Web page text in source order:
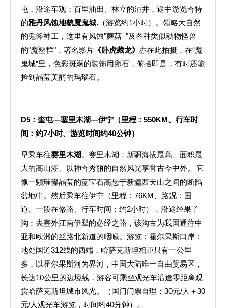
屯，沿途车观：百里油田、林立的油井，途中游览奇特
的雅丹风蚀地貌魔鬼城. （游览约1小时）。领略大自然
的鬼斧神工，这里有风蚀"蘑菇 "及各种类似动物怪兽
的"魔塑群"，著名影片 《卧虎藏龙》 亦在此拍摄，在“魔
鬼城”里，色彩斑斓的装饰用卵石，俯拾即是，有时还能
捡到晶莹美丽的玛瑙石。
D5 ：奎屯—塞里木湖—伊宁（里程： 550KM、行车时
间：约7小时、游览时间约40公钟）
早乘车往赛里木湖 。赛里木湖：新疆海拔最高、面积最
大的高山湖、以神奇秀丽的自然风光享誉古今中外。 它
像一颗璀璨晶莹的蓝宝石高悬于新疆西天山之间的断陷
盆地中。然后乘车往伊宁（里程：76KM、路况：国
道、一段在修路、行车时间：约2小时），沿途经果子
沟：去塞外江南伊犁的必经之路，该沟古为我国通往中
亚和欧洲的丝路北新道的咽喉。游览：霍尔果斯口岸：
地处国道312线的西端，哈萨克斯坦相距只有一公里
多，以霍尔果斯河为界河，中国大陆唯一自由贸易区，
长达10公里的边境线，游客可乘坐观光车沿途零距离观
赏哈萨克斯坦城市风光。（国门门票自理：30元/人＋30
元/人观光车游览，时间约40分钟）。